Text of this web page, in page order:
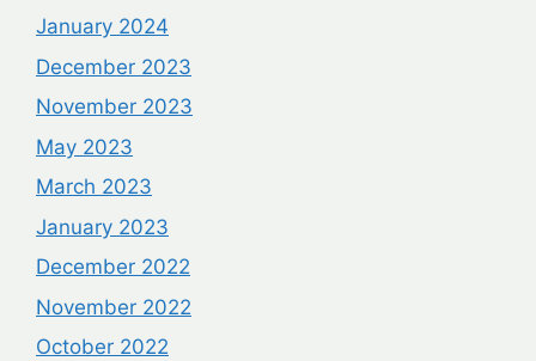
January 2024
December 2023
November 2023
May 2023
March 2023
January 2023
December 2022
November 2022
October 2022